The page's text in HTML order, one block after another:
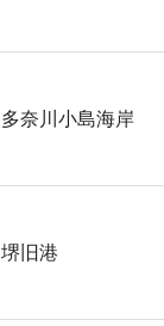
多奈川小島海岸
堺旧港